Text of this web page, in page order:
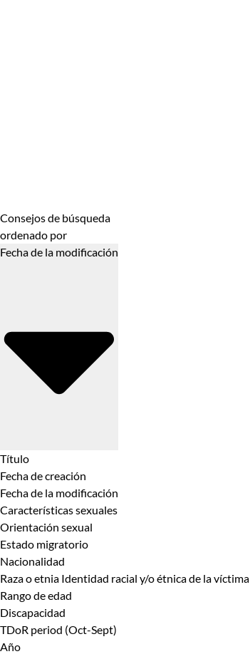
Consejos de búsqueda
ordenado por
Fecha de la modificación
Título
Fecha de creación
Fecha de la modificación
Características sexuales
Orientación sexual
Estado migratorio
Nacionalidad
Raza o etnia Identidad racial y/o étnica de la víctima
Rango de edad
Discapacidad
TDoR period (Oct-Sept)
Año